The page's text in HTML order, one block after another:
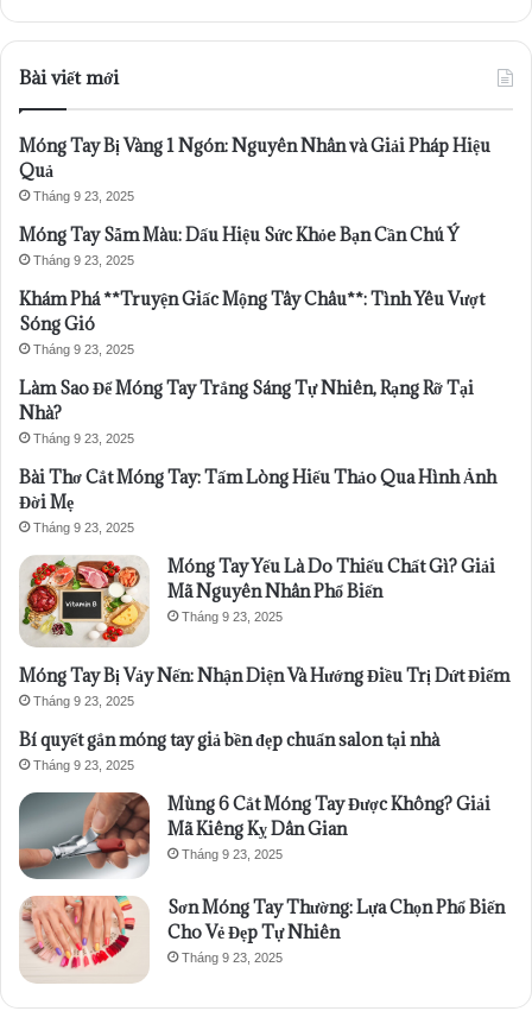
Bài viết mới
Móng Tay Bị Vàng 1 Ngón: Nguyên Nhân và Giải Pháp Hiệu
Quả
Tháng 9 23, 2025
Móng Tay Sẫm Màu: Dấu Hiệu Sức Khỏe Bạn Cần Chú Ý
Tháng 9 23, 2025
Khám Phá **Truyện Giấc Mộng Tây Châu**: Tình Yêu Vượt
Sóng Gió
Tháng 9 23, 2025
Làm Sao Để Móng Tay Trắng Sáng Tự Nhiên, Rạng Rỡ Tại
Nhà?
Tháng 9 23, 2025
Bài Thơ Cắt Móng Tay: Tấm Lòng Hiếu Thảo Qua Hình Ảnh
Đời Mẹ
Tháng 9 23, 2025
Móng Tay Yếu Là Do Thiếu Chất Gì? Giải
Mã Nguyên Nhân Phổ Biến
Tháng 9 23, 2025
Móng Tay Bị Vảy Nến: Nhận Diện Và Hướng Điều Trị Dứt Điểm
Tháng 9 23, 2025
Bí quyết gắn móng tay giả bền đẹp chuẩn salon tại nhà
Tháng 9 23, 2025
Mùng 6 Cắt Móng Tay Được Không? Giải
Mã Kiêng Kỵ Dân Gian
Tháng 9 23, 2025
Sơn Móng Tay Thường: Lựa Chọn Phổ Biến
Cho Vẻ Đẹp Tự Nhiên
Tháng 9 23, 2025